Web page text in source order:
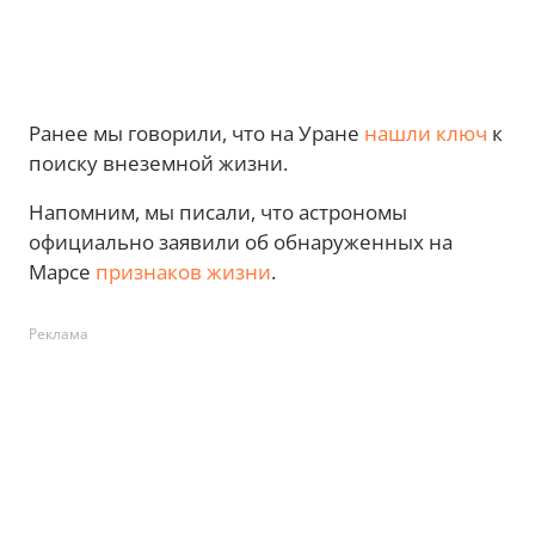
Ранее мы говорили, что на Уране нашли ключ к
поиску внеземной жизни.
Напомним, мы писали, что астрономы
официально заявили об обнаруженных на
Марсе признаков жизни.
Реклама